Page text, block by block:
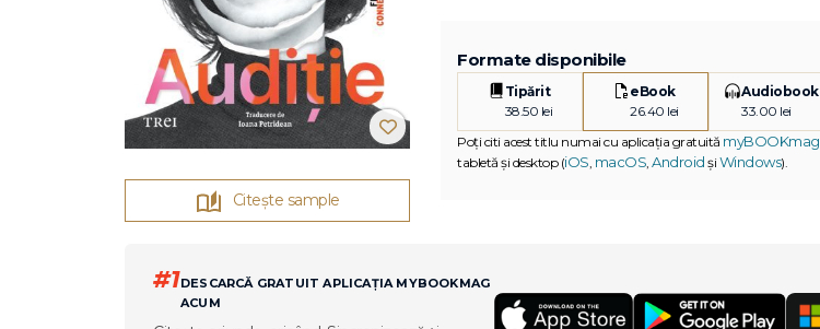
Citește sample
Formate disponibile
Tipărit
38.50 lei
eBook
26.40 lei
Audiobook
33.00 lei
Poți citi acest titlu numai cu aplicația gratuită myBOOKmag
tabletă și desktop (iOS macOS Android și Windows).
#1DESCARCĂ GRATUIT APLICAȚIA MYBOOKMAG
ACUM